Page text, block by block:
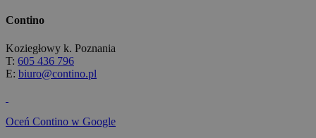
Contino
Koziegłowy k. Poznania
T: 605 436 796
E: biuro@contino.pl
Oceń Contino w Google